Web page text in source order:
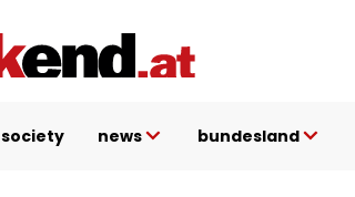
society news bundesland